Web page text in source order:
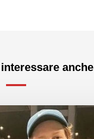
anche